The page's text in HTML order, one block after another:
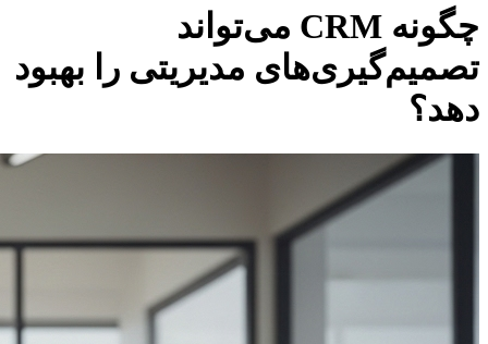
چگونه CRM می‌تواند
تصمیم‌گیری‌های مدیریتی را بهبود
دهد؟